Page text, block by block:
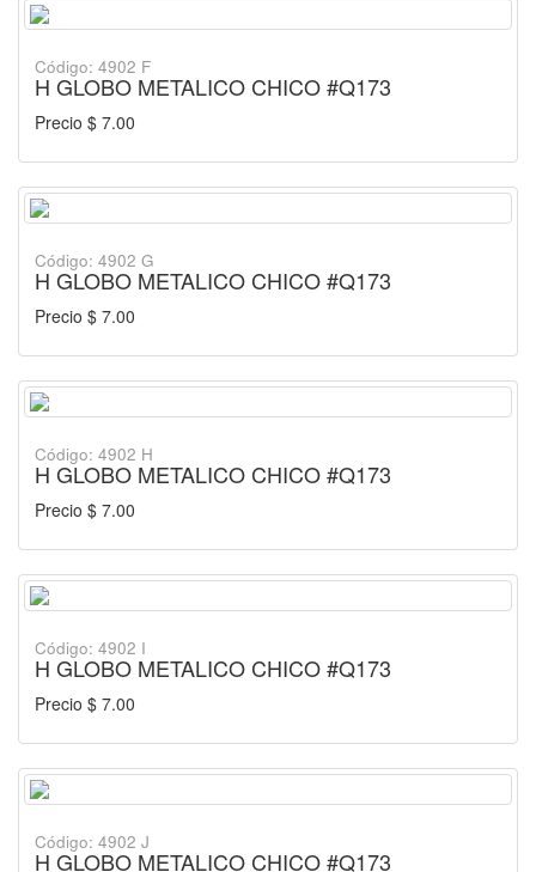
Código: 4902 F
H GLOBO METALICO CHICO #Q173
Precio $ 7.00
Código: 4902 G
H GLOBO METALICO CHICO #Q173
Precio $ 7.00
Código: 4902 H
H GLOBO METALICO CHICO #Q173
Precio $ 7.00
Código: 4902 I
H GLOBO METALICO CHICO #Q173
Precio $ 7.00
Código: 4902 J
H GLOBO METALICO CHICO #Q173